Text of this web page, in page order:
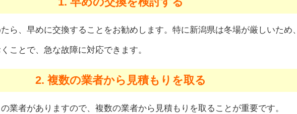
ら、早めに交換することをお勧めします。特に新潟県は冬場が厳しいため、
ことで、急な故障に対応できます。
2. 複数の業者から見積もりを取る
業者がありますので、複数の業者から見積もりを取ることが重要です。